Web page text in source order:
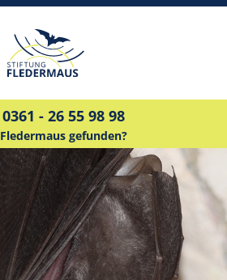
0361 - 26 55 98 98
Fledermaus gefunden?